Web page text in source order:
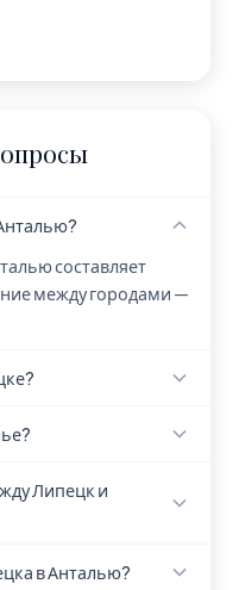
составляет
между городами —
Липецк и
в Анталью?